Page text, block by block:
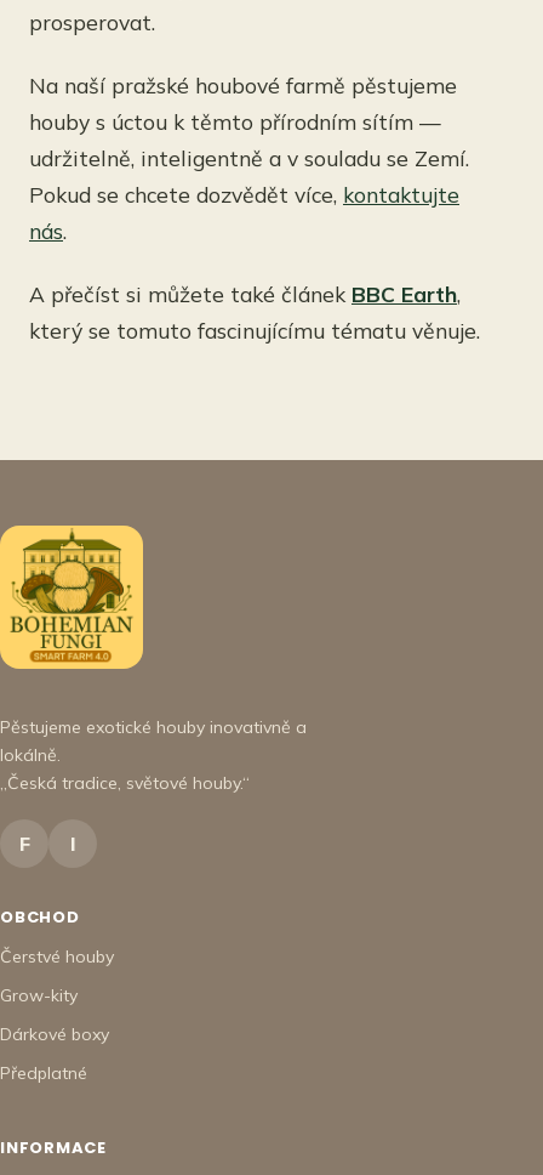
prosperovat.
Na naší pražské houbové farmě pěstujeme
houby s úctou k těmto přírodním sítím —
udržitelně, inteligentně a v souladu se Zemí.
Pokud se chcete dozvědět více, kontaktujte
nás.
A přečíst si můžete také článek BBC Earth,
který se tomuto fascinujícímu tématu věnuje.
Pěstujeme exotické houby inovativně a
lokálně.
„Česká tradice, světové houby.“
F I
OBCHOD
Čerstvé houby
Grow-kity
Dárkové boxy
Předplatné
INFORMACE